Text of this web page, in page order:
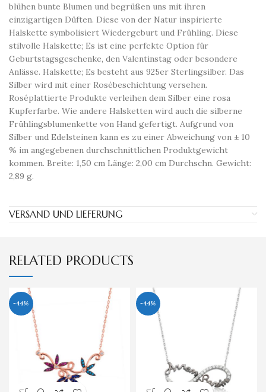
blühen bunte Blumen und begrüßen uns mit ihren
einzigartigen Düften. Diese von der Natur inspirierte
Halskette symbolisiert Wiedergeburt und Frühling. Diese
stilvolle Halskette; Es ist eine perfekte Option für
Geburtstagsgeschenke, den Valentinstag oder besondere
Anlässe. Halskette; Es besteht aus 925er Sterlingsilber. Das
Silber wird mit einer Rosébeschichtung versehen.
Roséplattierte Produkte verleihen dem Silber eine rosa
Kupferfarbe. Wie andere Halsketten wird auch die silberne
Frühlingsblumenkette von Hand gefertigt. Aufgrund von
Silber und Edelsteinen kann es zu einer Abweichung von ± 10
% im angegebenen durchschnittlichen Produktgewicht
kommen. Breite: 1,50 cm Länge: 2,00 cm Durchschn. Gewicht:
2,89 g.
VERSAND UND LIEFERUNG
RELATED PRODUCTS
-44% -44%